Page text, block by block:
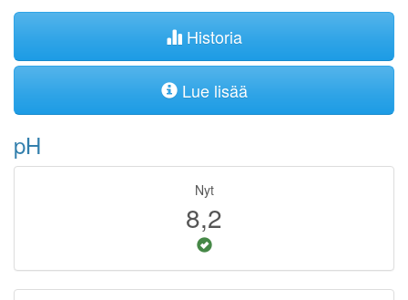
Historia
Lue lisää
pH
Nyt
8,2